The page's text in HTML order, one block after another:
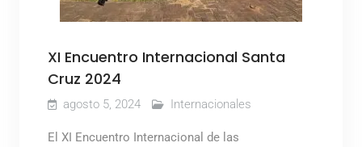
XI Encuentro Internacional Santa
Cruz 2024
agosto 5, 2024 Internacionales
El XI Encuentro Internacional de las